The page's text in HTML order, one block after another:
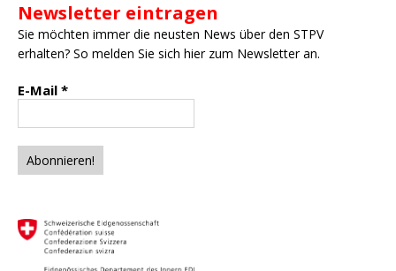
Newsletter eintragen
Sie möchten immer die neusten News über den STPV
erhalten? So melden Sie sich hier zum Newsletter an.
E-Mail *